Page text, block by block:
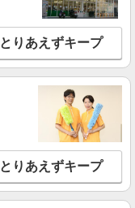
者向け住宅／正社員
9,670円 ※経験・能
修 月給 24万7,450円
円 介護福祉士 月給 26
26万9,670円 ※一律処
6,000円/4回を含む 〇
手当 〇首都圏手当 〇
〇深夜勤務手当 〇休
手当
十日市場町 神奈川県
詳細を見る
とりあえずキープ
とりあえずキープ